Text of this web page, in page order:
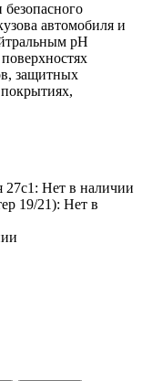
автомобиля и
pH
защитных
Нет в наличии
19/21): Нет в